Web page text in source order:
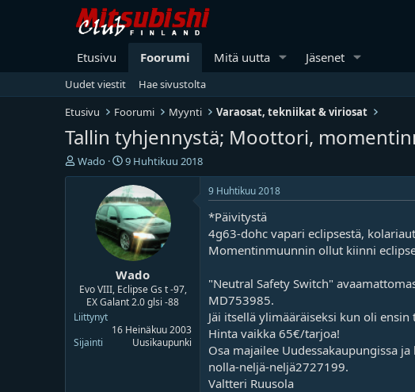
Etusivu Foorumi Mitä uutta Jäsenet
Uudet viestit
Hae sivustolta
Etusivu
Foorumi Myynti Varaosat, tekniikat & viriosat
Tallin tyhjennystä; Moottori,
V
i
n
l
Wado
A
l
o
i
t
u
s
p
ä
i
v
m
9 Huhtikuu 2018
Wado
Evo VIII, Eclipse Gs t -97,
EX Galant 2.0 glsi -88
Liittynyt
16 Heinäkuu 2003
Sijainti
Uusikaupunki
9 Huhtikuu 2018
*Päivitystä
4g63-dohc vapari eclipsestä,
Momentinmuunnin ollut kiinni
"Neutral Safety Switch"
MD753985.
Jäi itsellä ylimääräiseksi kun oli
Hinta vaikka 65€/tarjoa!
Osa majailee Uudessakaupungissa
nolla-neljä-neljä2727199.
Valtteri Ruusola